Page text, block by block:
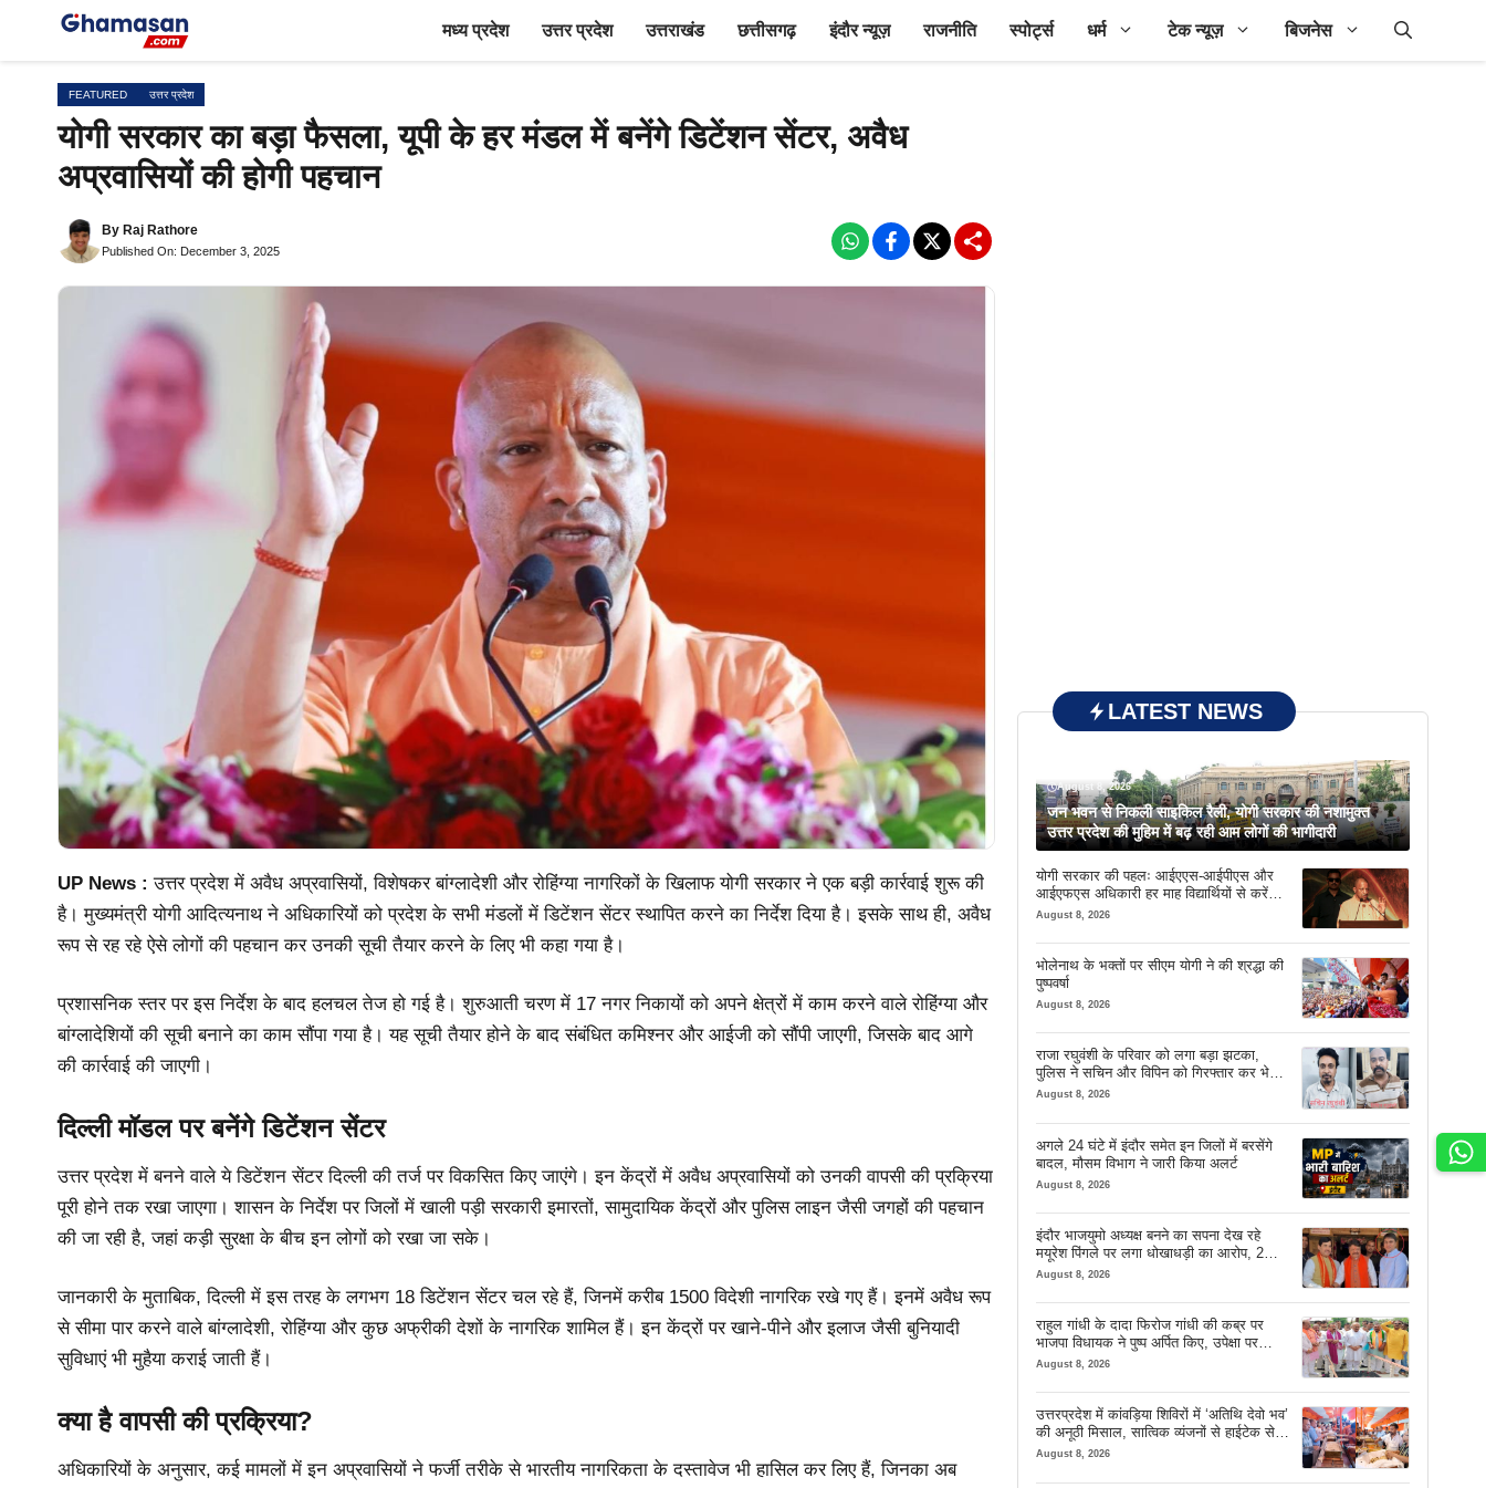
मध्य प्रदेश उत्तर प्रदेश उत्तराखंड छत्तीसगढ़ इंदौर न्यूज़ राजनीति स्पोर्ट्स धर्म टेक न्यूज़ बिजनेस
FEATURED उत्तर प्रदेश
योगी सरकार का बड़ा फैसला, यूपी के हर मंडल में बनेंगे डिटेंशन सेंटर, अवैध
अप्रवासियों की होगी पहचान
By Raj Rathore
Published On: December 3, 2025
UP News : उत्तर प्रदेश में अवैध अप्रवासियों, विशेषकर बांग्लादेशी और रोहिंग्या नागरिकों के खिलाफ योगी सरकार ने एक बड़ी कार्रवाई शुरू की
है। मुख्यमंत्री योगी आदित्यनाथ ने अधिकारियों को प्रदेश के सभी मंडलों में डिटेंशन सेंटर स्थापित करने का निर्देश दिया है। इसके साथ ही, अवैध
रूप से रह रहे ऐसे लोगों की पहचान कर उनकी सूची तैयार करने के लिए भी कहा गया है।
प्रशासनिक स्तर पर इस निर्देश के बाद हलचल तेज हो गई है। शुरुआती चरण में 17 नगर निकायों को अपने क्षेत्रों में काम करने वाले रोहिंग्या और
बांग्लादेशियों की सूची बनाने का काम सौंपा गया है। यह सूची तैयार होने के बाद संबंधित कमिश्नर और आईजी को सौंपी जाएगी, जिसके बाद आगे
की कार्रवाई की जाएगी।
दिल्ली मॉडल पर बनेंगे डिटेंशन सेंटर
उत्तर प्रदेश में बनने वाले ये डिटेंशन सेंटर दिल्ली की तर्ज पर विकसित किए जाएंगे। इन केंद्रों में अवैध अप्रवासियों को उनकी वापसी की प्रक्रिया
पूरी होने तक रखा जाएगा। शासन के निर्देश पर जिलों में खाली पड़ी सरकारी इमारतों, सामुदायिक केंद्रों और पुलिस लाइन जैसी जगहों की पहचान
की जा रही है, जहां कड़ी सुरक्षा के बीच इन लोगों को रखा जा सके।
जानकारी के मुताबिक, दिल्ली में इस तरह के लगभग 18 डिटेंशन सेंटर चल रहे हैं, जिनमें करीब 1500 विदेशी नागरिक रखे गए हैं। इनमें अवैध रूप
से सीमा पार करने वाले बांग्लादेशी, रोहिंग्या और कुछ अफ्रीकी देशों के नागरिक शामिल हैं। इन केंद्रों पर खाने-पीने और इलाज जैसी बुनियादी
सुविधाएं भी मुहैया कराई जाती हैं।
क्या है वापसी की प्रक्रिया?
अधिकारियों के अनुसार, कई मामलों में इन अप्रवासियों ने फर्जी तरीके से भारतीय नागरिकता के दस्तावेज भी हासिल कर लिए हैं, जिनका अब
LATEST NEWS
August 8, 2026
जन भवन से निकली साइकिल रैली, योगी सरकार की नशामुक्त
उत्तर प्रदेश की मुहिम में बढ़ रही आम लोगों की भागीदारी
योगी सरकार की पहलः आईएएस-आईपीएस और
आईएफएस अधिकारी हर माह विद्यार्थियों से करेंगे
संवाद
August 8, 2026
भोलेनाथ के भक्तों पर सीएम योगी ने की श्रद्धा की
पुष्पवर्षा
August 8, 2026
राजा रघुवंशी के परिवार को लगा बड़ा झटका,
पुलिस ने सचिन और विपिन को गिरफ्तार कर भेजा
जेल
August 8, 2026
अगले 24 घंटे में इंदौर समेत इन जिलों में बरसेंगे
बादल, मौसम विभाग ने जारी किया अलर्ट
August 8, 2026
इंदौर भाजयुमो अध्यक्ष बनने का सपना देख रहे
मयूरेश पिंगले पर लगा धोखाधड़ी का आरोप, 2
करोड़ 18 लाख लेने के बाद भी नहीं दिया जमीन
August 8, 2026
राहुल गांधी के दादा फिरोज गांधी की कब्र पर
भाजपा विधायक ने पुष्प अर्पित किए, उपेक्षा पर
दिखाया आईना
August 8, 2026
उत्तरप्रदेश में कांवड़िया शिविरों में ‘अतिथि देवो भव’
की अनूठी मिसाल, सात्विक व्यंजनों से हाईटेक सेवा
तक खास इंतजाम
August 8, 2026